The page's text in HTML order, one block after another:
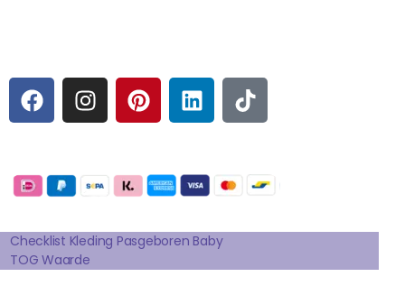
F
A
C
B
O
O
K
I
N
S
A
R
A
M
P
I
N
E
R
E
S
T
L
I
N
E
D
I
N
T
I
K
O
K
Checklist Kleding Pasgeboren Baby
TOG Waarde